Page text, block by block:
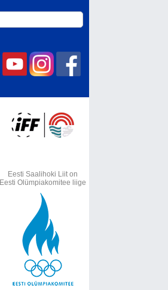
Eesti Saalihoki Liit on
Eesti Olümpiakomitee liige